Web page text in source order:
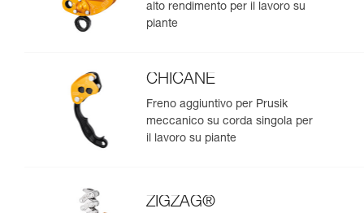
alto rendimento per il lavoro su
piante
CHICANE
Freno aggiuntivo per Prusik
meccanico su corda singola per
il lavoro su piante
ZIGZAG®